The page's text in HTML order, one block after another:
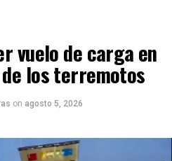
vuelo de carga en
los terremotos
on agosto 5, 2026